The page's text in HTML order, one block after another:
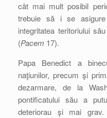
cât mai mult posibil
trebuie să i se
integritatea teritoriului
(Pacem 17).
Papa Benedict a
naţiunilor, precum şi
dezarmare, de la
pontificatului său a
deteriorau şi mai